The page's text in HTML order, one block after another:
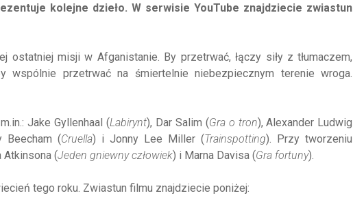
kolejne dzieło. W serwisie YouTube znajdziecie zwiastun
ostatniej misji w Afganistanie. By przetrwać, łączy siły z tłumaczem,
wspólnie przetrwać na śmiertelnie niebezpiecznym terenie wroga.
Jake Gyllenhaal (Labirynt), Dar Salim (Gra o tron), Alexander Ludwig
Beecham (Cruella) i Jonny Lee Miller (Trainspotting). Przy tworzeniu
Atkinsona (Jeden gniewny człowiek) i Marna Davisa (Gra fortuny).
tego roku. Zwiastun filmu znajdziecie poniżej: